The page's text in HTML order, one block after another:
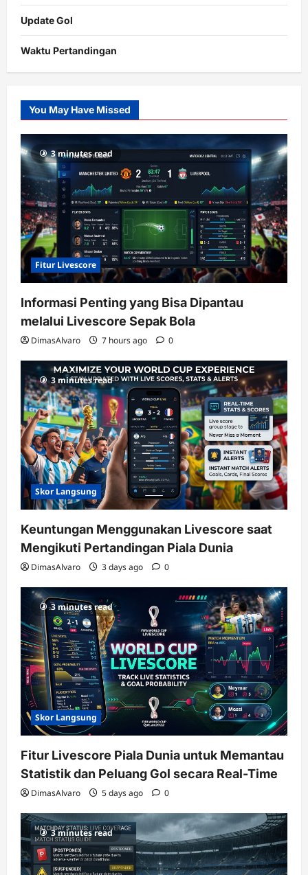
Update Gol
Waktu Pertandingan
Slot
Gacor
RTP
terupdate
You May Have Missed
3 minutes read
Fitur Livescore
Informasi Penting yang Bisa Dipantau
melalui Livescore Sepak Bola
DimasAlvaro 7 hours ago 0
3 minutes read
Skor Langsung
Keuntungan Menggunakan Livescore saat
Mengikuti Pertandingan Piala Dunia
DimasAlvaro 3 days ago 0
3 minutes read
Skor Langsung
Fitur Livescore Piala Dunia untuk Memantau
Statistik dan Peluang Gol secara Real-Time
DimasAlvaro 5 days ago 0
3 minutes read